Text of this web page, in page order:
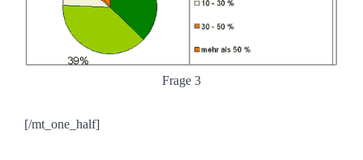
Frage 3
[/mt_one_half]